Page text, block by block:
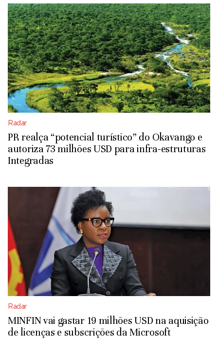
Radar
PR realça “potencial turístico” do Okavango e
autoriza 73 milhões USD para infra-estruturas
Integradas
Radar
MINFIN vai gastar 19 milhões USD na aquisição
de licenças e subscrições da Microsoft